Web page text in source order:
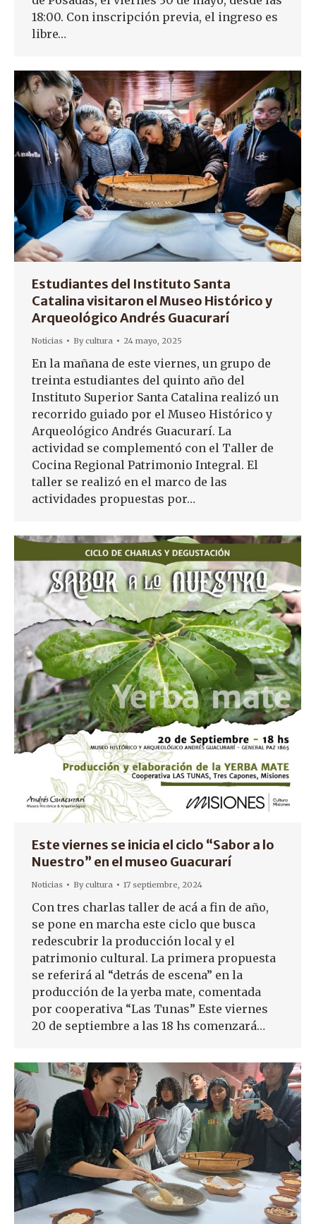
18:00. Con inscripción previa, el ingreso es
libre…
Estudiantes del Instituto Santa
Catalina visitaron el Museo Histórico y
Arqueológico Andrés Guacurarí
Noticias Bycultura 24 mayo, 2025
En la mañana de este viernes, un grupo de
treinta estudiantes del quinto año del
Instituto Superior Santa Catalina realizó un
recorrido guiado por el Museo Histórico y
Arqueológico Andrés Guacurarí. La
actividad se complementó con el Taller de
Cocina Regional Patrimonio Integral. El
taller se realizó en el marco de las
actividades propuestas por…
Este viernes se inicia el ciclo “Sabor a lo
Nuestro” en el museo Guacurarí
Noticias Bycultura 17 septiembre, 2024
Con tres charlas taller de acá a fin de año,
se pone en marcha este ciclo que busca
redescubrir la producción local y el
patrimonio cultural. La primera propuesta
se referirá al “detrás de escena” en la
producción de la yerba mate, comentada
por cooperativa “Las Tunas” Este viernes
20 de septiembre a las 18 hs comenzará…